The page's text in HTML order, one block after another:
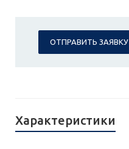
ОТПРАВИТЬ ЗАЯВКУ
Характеристики